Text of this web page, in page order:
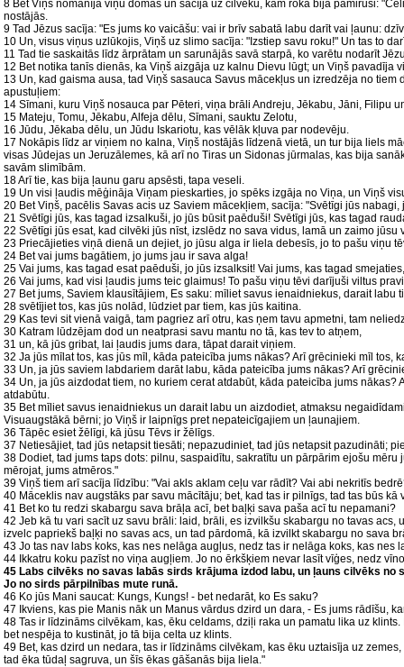
8 Bet Viņš nomanīja viņu domas un sacīja uz cilvēku, kam roka bija pamirusi:
nostājās.
9 Tad Jēzus sacīja: "Es jums ko vaicāšu: vai ir brīv sabatā labu darīt vai ļaunu:
10 Un, visus viņus uzlūkojis, Viņš uz slimo sacīja: "Izstiep savu roku!" Un tas to
11 Tad tie saskaitās līdz ārprātam un sarunājās savā starpā, ko varētu nodarīt
12 Bet notika tanīs dienās, ka Viņš aizgāja uz kalnu Dievu lūgt; un Viņš pavadīja
13 Un, kad gaisma ausa, tad Viņš sasauca Savus mācekļus un izredzēja no tiem
apustuļiem:
14 Sīmani, kuru Viņš nosauca par Pēteri, viņa brāli Andreju, Jēkabu, Jāni, Filipu
15 Mateju, Tomu, Jēkabu, Alfeja dēlu, Sīmani, sauktu Zelotu,
16 Jūdu, Jēkaba dēlu, un Jūdu Iskariotu, kas vēlāk kļuva par nodevēju.
17 Nokāpis līdz ar viņiem no kalna, Viņš nostājās līdzenā vietā, un tur bija liels
visas Jūdejas un Jeruzālemes, kā arī no Tiras un Sidonas jūrmalas, kas bija
savām slimībām.
18 Arī tie, kas bija ļaunu garu apsēsti, tapa veseli.
19 Un visi ļaudis mēģināja Viņam pieskarties, jo spēks izgāja no Viņa, un Viņš
20 Bet Viņš, pacēlis Savas acis uz Saviem mācekļiem, sacīja: "Svētīgi jūs
21 Svētīgi jūs, kas tagad izsalkuši, jo jūs būsit paēduši! Svētīgi jūs, kas tagad
22 Svētīgi jūs esat, kad cilvēki jūs nīst, izslēdz no sava vidus, lamā un zaimo jūsu
23 Priecājieties viņā dienā un dejiet, jo jūsu alga ir liela debesīs, jo to pašu viņu
24 Bet vai jums bagātiem, jo jums jau ir sava alga!
25 Vai jums, kas tagad esat paēduši, jo jūs izsalksit! Vai jums, kas tagad
26 Vai jums, kad visi ļaudis jums teic glaimus! To pašu viņu tēvi darījuši viltus
27 Bet jums, Saviem klausītājiem, Es saku: mīliet savus ienaidniekus, darait labu
28 svētījiet tos, kas jūs nolād, lūdziet par tiem, kas jūs kaitina.
29 Kas tevi sit vienā vaigā, tam pagriez arī otru, kas ņem tavu apmetni, tam
30 Katram lūdzējam dod un neatprasi savu mantu no tā, kas tev to atņem,
31 un, kā jūs gribat, lai ļaudis jums dara, tāpat darait viņiem.
32 Ja jūs mīlat tos, kas jūs mīl, kāda pateicība jums nākas? Arī grēcinieki mīl tos,
33 Un, ja jūs saviem labdariem darāt labu, kāda pateicība jums nākas? Arī
34 Un, ja jūs aizdodat tiem, no kuriem cerat atdabūt, kāda pateicība jums nākas?
atdabūtu.
35 Bet mīliet savus ienaidniekus un darait labu un aizdodiet, atmaksu
Visuaugstākā bērni; jo Viņš ir laipnīgs pret nepateicīgajiem un ļaunajiem.
36 Tāpēc esiet žēlīgi, kā jūsu Tēvs ir žēlīgs.
37 Netiesājiet, tad jūs netapsit tiesāti; nepazudiniet, tad jūs netapsit pazudināti;
38 Dodiet, tad jums taps dots: pilnu, saspaidītu, sakratītu un pārpārim ejošu
mērojat, jums atmēros."
39 Viņš tiem arī sacīja līdzību: "Vai akls aklam ceļu var rādīt? Vai abi nekritīs
40 Māceklis nav augstāks par savu mācītāju; bet, kad tas ir pilnīgs, tad tas būs kā
41 Bet ko tu redzi skabargu sava brāļa acī, bet baļķi sava paša acī tu nepamani?
42 Jeb kā tu vari sacīt uz savu brāli: laid, brāli, es izvilkšu skabargu no tavas
izvelc papriekš baļķi no savas acs, un tad pārdomā, kā izvilkt skabargu no sava
43 Jo tas nav labs koks, kas nes nelāga augļus, nedz tas ir nelāga koks, kas nes
44 Ikkatru koku pazīst no viņa augļiem. Jo no ērkšķiem nevar lasīt vīģes, nedz
45 Labs cilvēks no savas labās sirds krājuma izdod labu, un ļauns cilvēks no
Jo no sirds pārpilnības mute runā.
46 Ko jūs Mani saucat: Kungs, Kungs! - bet nedarāt, ko Es saku?
47 Ikviens, kas pie Manis nāk un Manus vārdus dzird un dara, - Es jums rādīšu,
48 Tas ir līdzināms cilvēkam, kas, ēku celdams, dziļi raka un pamatu lika uz
bet nespēja to kustināt, jo tā bija celta uz klints.
49 Bet, kas dzird un nedara, tas ir līdzināms cilvēkam, kas ēku uztaisīja uz
tad ēka tūdaļ sagruva, un šīs ēkas gāšanās bija liela."